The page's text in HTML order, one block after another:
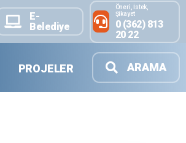
E-
Belediye
Öneri, İstek,
Şikayet
0 (362) 813
20 22
PROJELER ARAMA